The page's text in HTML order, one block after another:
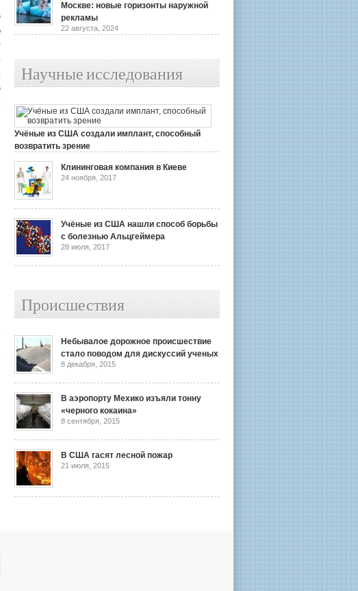
Москве: новые горизонты наружной
рекламы
22 августа, 2024
Научные исследования
Учёные из США создали имплант, способный
возвратить зрение
Клининговая компания в Киеве
24 ноября, 2017
Учёные из США нашли способ борьбы
с болезнью Альцгеймера
28 июля, 2017
Происшествия
Небывалое дорожное происшествие
стало поводом для дискуссий ученых
8 декабря, 2015
В аэропорту Мехико изъяли тонну
«черного кокаина»
8 сентября, 2015
В США гасят лесной пожар
21 июля, 2015